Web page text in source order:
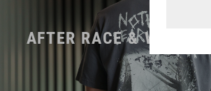
AFTER RACE & WORK